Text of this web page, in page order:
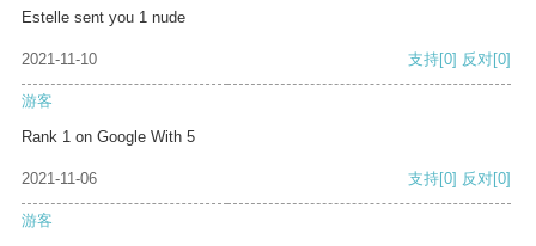
Estelle sent you 1 nude
2021-11-10 支持[0] 反对[0]
游客
Rank 1 on Google With 5
2021-11-06 支持[0] 反对[0]
游客